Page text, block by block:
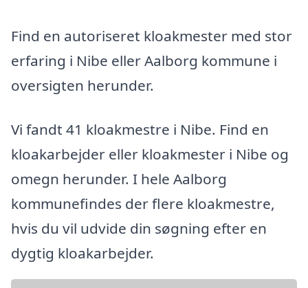
Find en autoriseret kloakmester med stor
erfaring i Nibe eller Aalborg kommune i
oversigten herunder.
Vi fandt 41 kloakmestre i Nibe. Find en
kloakarbejder eller kloakmester i Nibe og
omegn herunder. I hele Aalborg
kommunefindes der flere kloakmestre,
hvis du vil udvide din søgning efter en
dygtig kloakarbejder.